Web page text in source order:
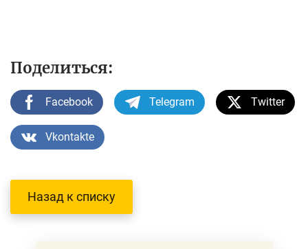
Поделиться:
Facebook Telegram Twitter
Vkontakte
Назад к списку